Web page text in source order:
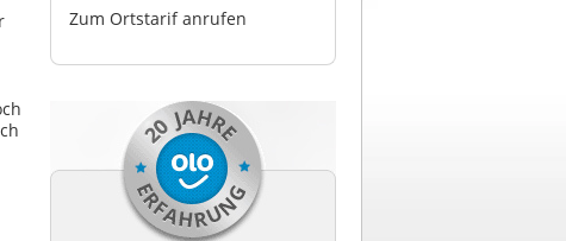
Zum Ortstarif anrufen